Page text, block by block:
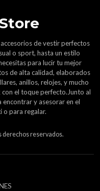
de vestir perfectos
o sport, hasta un estilo
para lucir tu mejor
de alta calidad, elaborados
anillos, relojes, y mucho
el toque perfecto.Junto al
y asesorar en el
o para regalar.
derechos reservados.